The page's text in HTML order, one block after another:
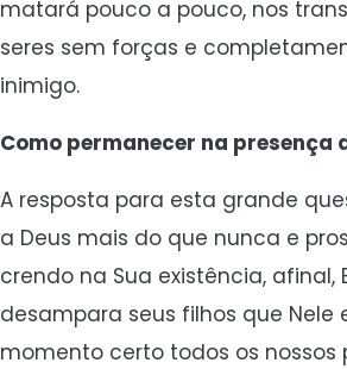
matará pouco a pouco, nos
seres sem forças e
inimigo.
Como permanecer na presença
A resposta para esta grande
a Deus mais do que nunca e
crendo na Sua existência, afinal,
desampara seus filhos que Nele
momento certo todos os nossos